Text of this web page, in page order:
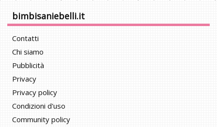
bimbisaniebelli.it
Contatti
Chi siamo
Pubblicità
Privacy
Privacy policy
Condizioni d'uso
Community policy